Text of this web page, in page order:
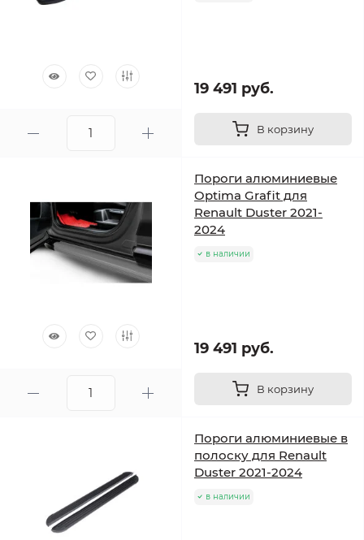
19 491 руб.
В корзину
Пороги алюминиевые
Optima Grafit для
Renault Duster 2021-
2024
в наличии
19 491 руб.
В корзину
Пороги алюминиевые в
полоску для Renault
Duster 2021-2024
в наличии